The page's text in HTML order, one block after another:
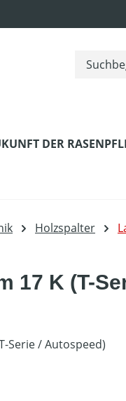
DER
Holzspalter
17 K (T-